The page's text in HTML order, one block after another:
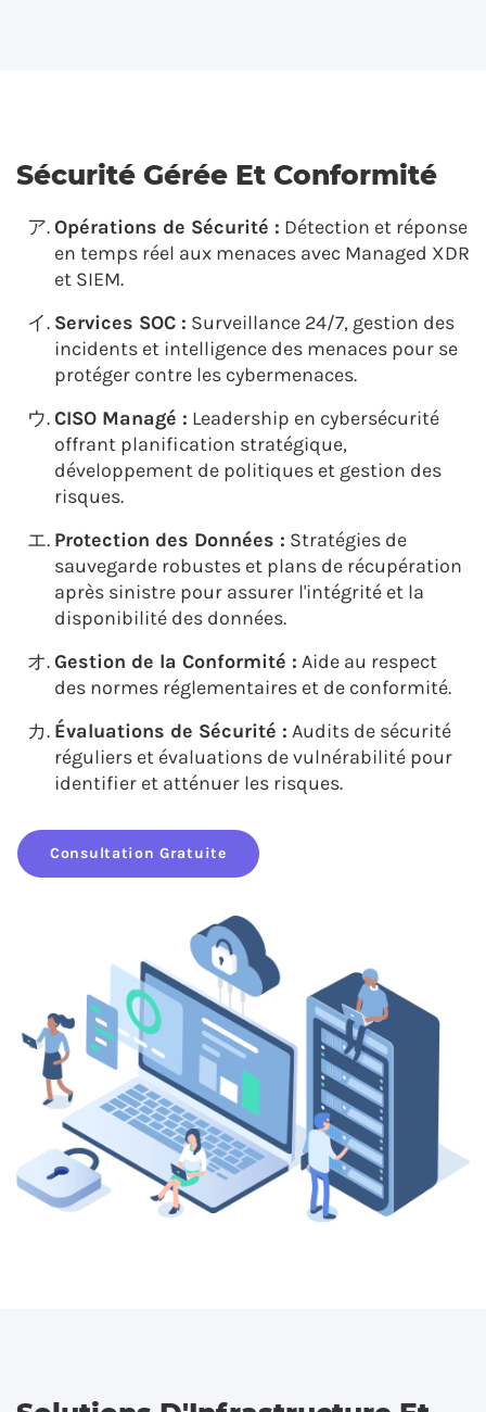
Sécurité Gérée Et Conformité
Opérations de Sécurité : Détection et réponse
en temps réel aux menaces avec Managed XDR
et SIEM.
Services SOC : Surveillance 24/7, gestion des
incidents et intelligence des menaces pour se
protéger contre les cybermenaces.
CISO Managé : Leadership en cybersécurité
offrant planification stratégique,
développement de politiques et gestion des
risques.
Protection des Données : Stratégies de
sauvegarde robustes et plans de récupération
après sinistre pour assurer l'intégrité et la
disponibilité des données.
Gestion de la Conformité : Aide au respect
des normes réglementaires et de conformité.
Évaluations de Sécurité : Audits de sécurité
réguliers et évaluations de vulnérabilité pour
identifier et atténuer les risques.
Consultation Gratuite